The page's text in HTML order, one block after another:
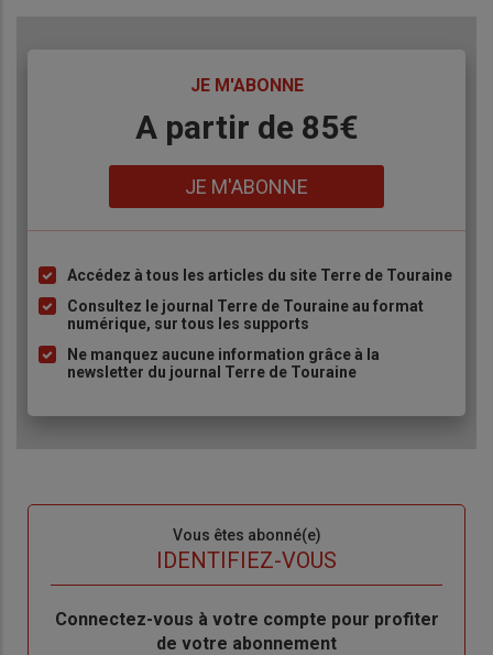
JE M'ABONNE
A partir de 85€
JE M'ABONNE
Liste
à
puce
Accédez à tous les articles du site Terre de Touraine
Consultez le journal Terre de Touraine au format
numérique, sur tous les supports
Ne manquez aucune information grâce à la
newsletter du journal Terre de Touraine
Vous êtes abonné(e)
IDENTIFIEZ-VOUS
Body
Connectez-vous à votre compte pour profiter
de votre abonnement